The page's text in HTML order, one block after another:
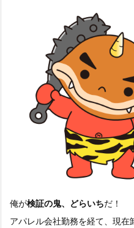
俺が検証の鬼、どらいちだ！
アパレル会社勤務を経て、現